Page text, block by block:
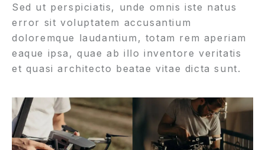
Sed ut perspiciatis, unde omnis iste natus
error sit voluptatem accusantium
doloremque laudantium, totam rem aperiam
eaque ipsa, quae ab illo inventore veritatis
et quasi architecto beatae vitae dicta sunt.